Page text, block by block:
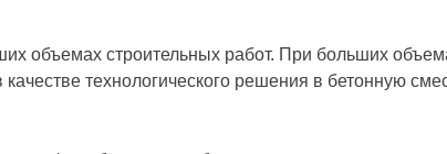
объемах строительных работ. При больших
технологического решения в бетонную